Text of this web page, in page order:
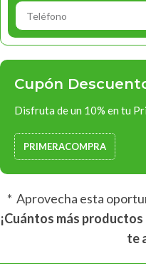
Cupón
Disfruta de un 10% en tu
PRIMERACOMPRA
* Aprovecha esta
¡Cuántos más
te